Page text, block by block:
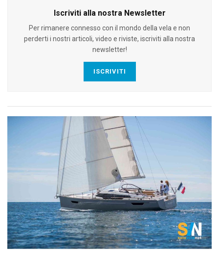
Iscriviti alla nostra Newsletter
Per rimanere connesso con il mondo della vela e non
perderti i nostri articoli, video e riviste, iscriviti alla nostra
newsletter!
ISCRIVITI